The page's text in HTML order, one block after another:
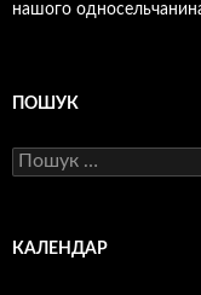
нашого
ПОШУК
Пошук:
КАЛЕНДАР